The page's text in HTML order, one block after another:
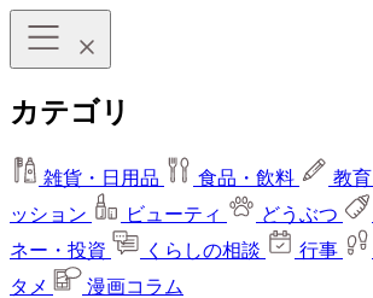
カテゴリ
雑貨・日用品 食品・飲料 教育
ッション
ビューティ どうぶつ
ネー・投資
くらしの相談 行事
タメ
漫画コラム